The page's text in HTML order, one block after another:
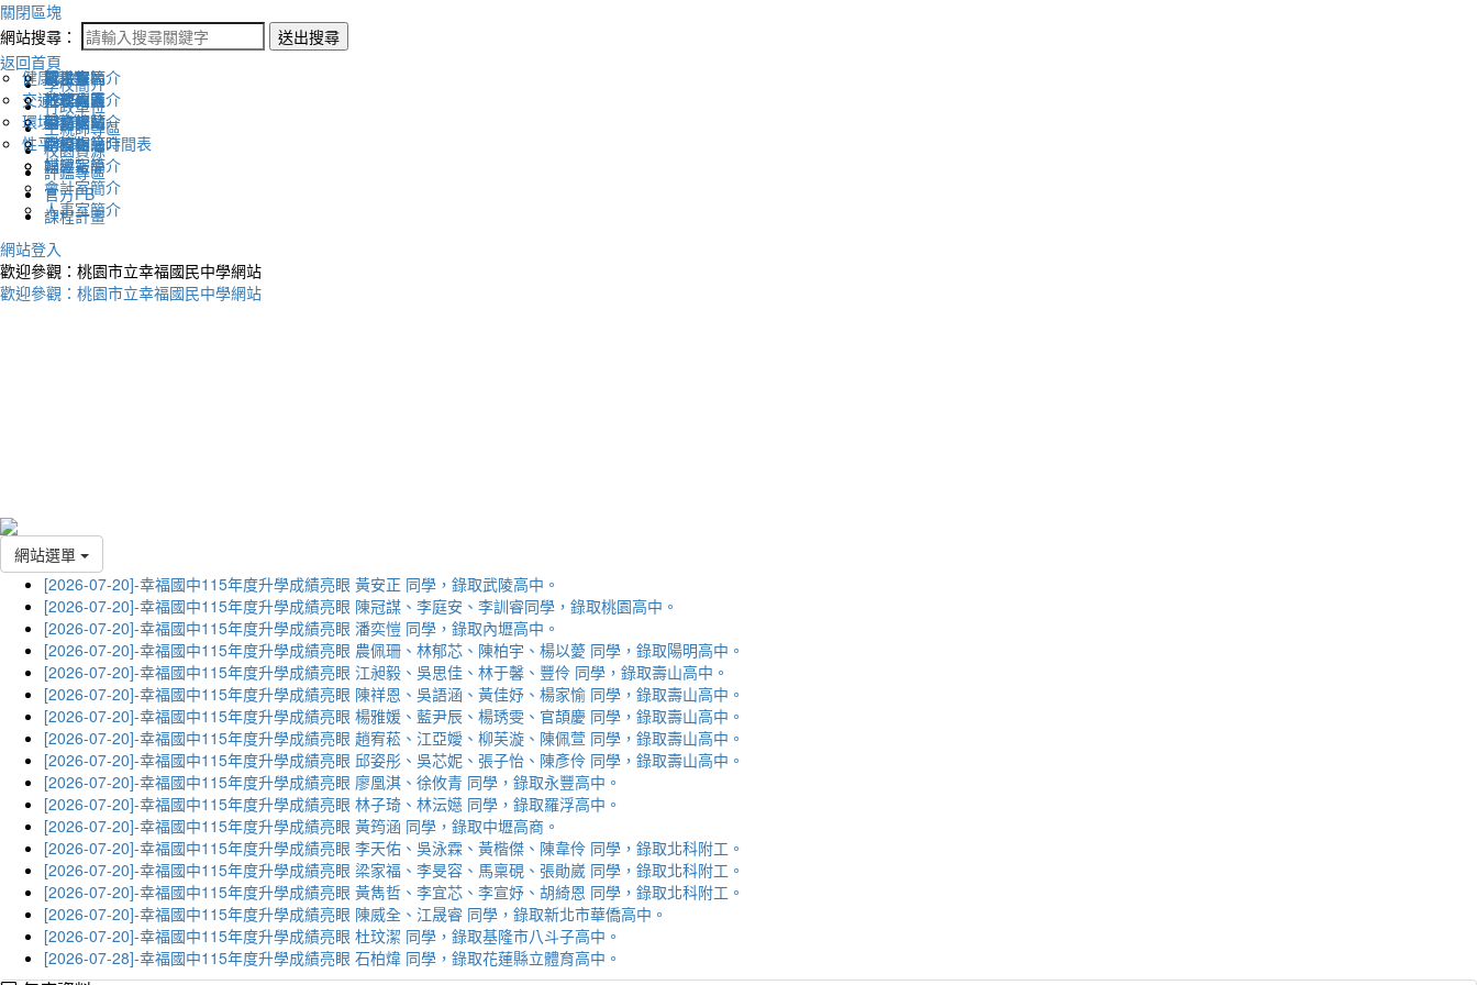
關閉區塊
網站搜尋：
送出搜尋
返回首頁
學校簡介
認識幸福
地理位置
英文網站
幸福相簿
媒體報導
行政單位
校長室簡介
教務處簡介
學務處簡介
總務處簡介
輔導室簡介
會計室簡介
人事室簡介
生親師專區
新生專區
升學專區
圖書館藏
學校作息時間表
校園資源
電子報
下載列表
評鑑專區
健康促進
交通安全
環境教育
性平教育
官方FB
課程計畫
網站登入
歡迎參觀：桃園市立幸福國民中學網站
歡迎參觀：桃園市立幸福國民中學網站
網站選單
[2026-07-20]-幸福國中115年度升學成績亮眼 黃安正 同學，錄取武陵高中。
[2026-07-20]-幸福國中115年度升學成績亮眼 陳冠謀、李庭安、李訓睿同學，錄取桃園高中。
[2026-07-20]-幸福國中115年度升學成績亮眼 潘奕愷 同學，錄取內壢高中。
[2026-07-20]-幸福國中115年度升學成績亮眼 農佩珊、林郁芯、陳柏宇、楊以薆 同學，錄取陽明高中。
[2026-07-20]-幸福國中115年度升學成績亮眼 江昶毅、吳思佳、林于馨、豐伶 同學，錄取壽山高中。
[2026-07-20]-幸福國中115年度升學成績亮眼 陳祥恩、吳語涵、黃佳妤、楊家愉 同學，錄取壽山高中。
[2026-07-20]-幸福國中115年度升學成績亮眼 楊雅媛、藍尹辰、楊琇雯、官頡慶 同學，錄取壽山高中。
[2026-07-20]-幸福國中115年度升學成績亮眼 趙宥菘、江亞嬡、柳芙漩、陳佩萱 同學，錄取壽山高中。
[2026-07-20]-幸福國中115年度升學成績亮眼 邱姿彤、吳芯妮、張子怡、陳彥伶 同學，錄取壽山高中。
[2026-07-20]-幸福國中115年度升學成績亮眼 廖凰淇、徐攸青 同學，錄取永豐高中。
[2026-07-20]-幸福國中115年度升學成績亮眼 林子琦、林沄嬨 同學，錄取羅浮高中。
[2026-07-20]-幸福國中115年度升學成績亮眼 黃筠涵 同學，錄取中壢高商。
[2026-07-20]-幸福國中115年度升學成績亮眼 李天佑、吳泳霖、黃楷傑、陳韋伶 同學，錄取北科附工。
[2026-07-20]-幸福國中115年度升學成績亮眼 梁家福、李旻容、馬稟硯、張勛崴 同學，錄取北科附工。
[2026-07-20]-幸福國中115年度升學成績亮眼 黃雋哲、李宜芯、李宣妤、胡綺恩 同學，錄取北科附工。
[2026-07-20]-幸福國中115年度升學成績亮眼 陳威全、江晟睿 同學，錄取新北市華僑高中。
[2026-07-20]-幸福國中115年度升學成績亮眼 杜玟潔 同學，錄取基隆市八斗子高中。
[2026-07-28]-幸福國中115年度升學成績亮眼 石柏煒 同學，錄取花蓮縣立體育高中。